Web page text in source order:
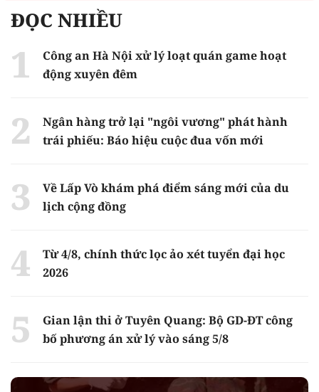
ĐỌC NHIỀU
Công an Hà Nội xử lý loạt quán game hoạt
động xuyên đêm
Ngân hàng trở lại "ngôi vương" phát hành
trái phiếu: Báo hiệu cuộc đua vốn mới
Về Lấp Vò khám phá điểm sáng mới của du
lịch cộng đồng
Từ 4/8, chính thức lọc ảo xét tuyển đại học
2026
Gian lận thi ở Tuyên Quang: Bộ GD-ĐT công
bố phương án xử lý vào sáng 5/8